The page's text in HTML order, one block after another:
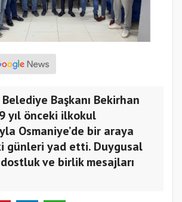
Başkanı Bekirhan
yıl önceki ilkokul
Osmaniye’de bir araya
günleri yad etti. Duygusal
ve birlik mesajları